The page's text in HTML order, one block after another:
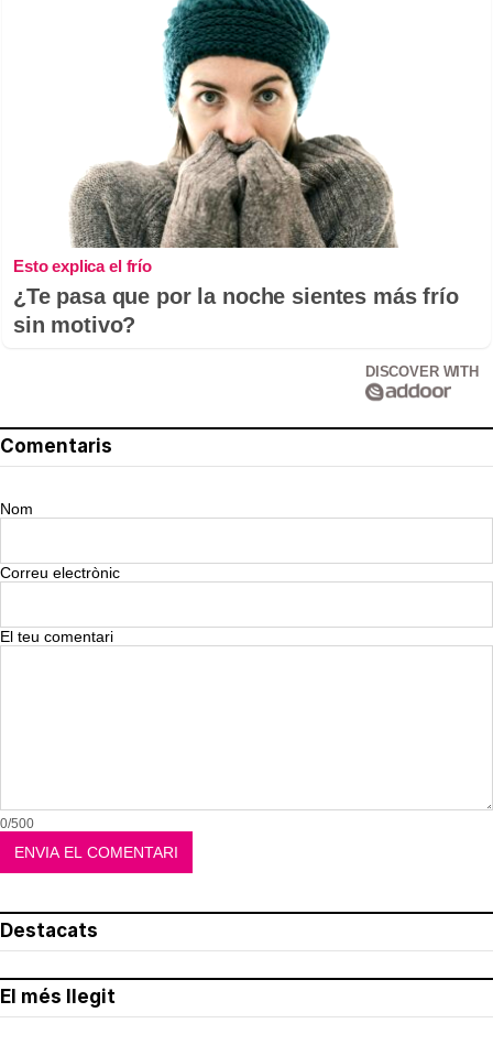
Esto explica el frío
¿Te pasa que por la noche sientes más frío
sin motivo?
DISCOVER WITH
Comentaris
Nom
Correu electrònic
El teu comentari
0/500
Destacats
El més llegit